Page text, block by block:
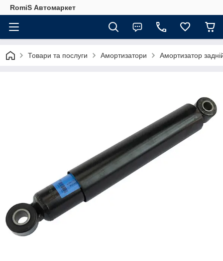
RomiS Автомаркет
Товари та послуги Амортизатори Амортизатор